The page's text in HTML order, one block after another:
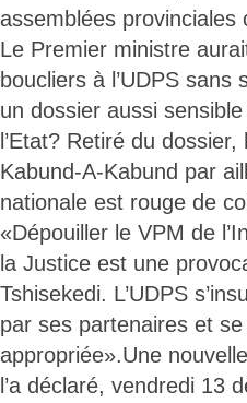
assemblées provinciales
Le Premier ministre
boucliers à l’UDPS
un dossier aussi
l’Etat? Retiré du
Kabund-A-Kabund par
nationale est rouge de
«Dépouiller le VPM de
la Justice est une
Tshisekedi. L’UDPS
par ses partenaires et
appropriée».Une
l’a déclaré, vendredi 13